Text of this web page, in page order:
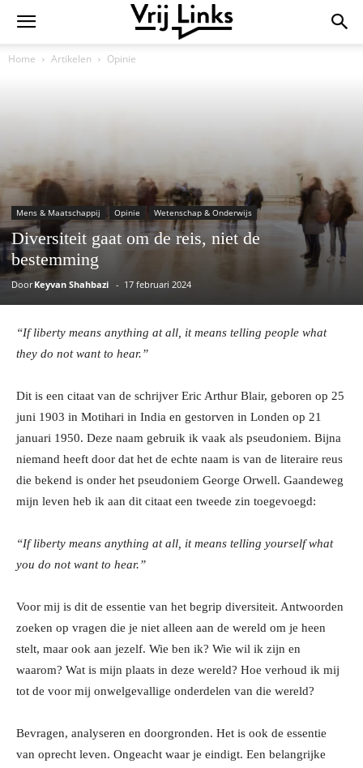
Home Artikelen Opinie
Mens & Maatschappij Opinie Wetenschap & Onderwijs
Diversiteit gaat om de reis, niet de
bestemming
Door Keyvan Shahbazi - 17 februari 2024
“If liberty means anything at all, it means telling people what
they do not want to hear.”
Dit is een citaat van de schrijver Eric Arthur Blair, geboren op 25
juni 1903 in Motihari in India en gestorven in Londen op 21
januari 1950. Deze naam gebruik ik vaak als pseudoniem. Bijna
niemand heeft door dat het de echte naam is van de literaire reus
die bekend is onder het pseudoniem George Orwell. Gaandeweg
mijn leven heb ik aan dit citaat een tweede zin toegevoegd:
“If liberty means anything at all, it means telling yourself what
you do not want to hear.”
Voor mij is dit de essentie van het begrip diversiteit. Antwoorden
zoeken op vragen die je niet alleen aan de wereld om je heen
stelt, maar ook aan jezelf. Wie ben ik? Wie wil ik zijn en
waarom? Wat is mijn plaats in deze wereld? Hoe verhoud ik mij
tot de voor mij onwelgevallige onderdelen van die wereld?
Bevragen, analyseren en doorgronden. Het is ook de essentie
van oprecht leven. Ongeacht waar je eindigt. Een belangrijke